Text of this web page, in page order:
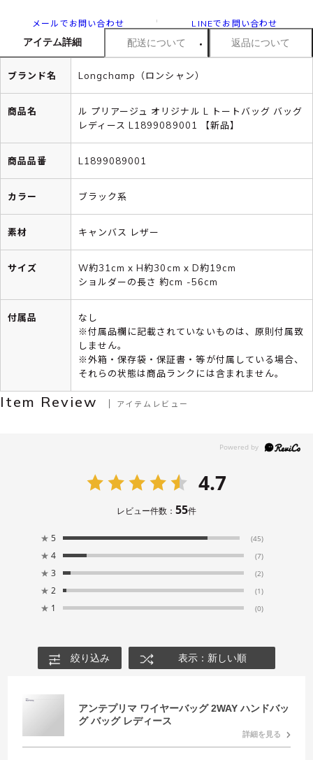
メールでお問い合わせ LINEでお問い合わせ
アイテム詳細 配送について 返品について
ブランド名 Longchamp（ロンシャン）
商品名
ル プリアージュ オリジナル L トートバッグ バッグ
レディース L1899089001 【新品】
商品品番 L1899089001
カラー ブラック系
素材 キャンバス レザー
サイズ
W約31cm x H約30cm x D約19cm
ショルダーの長さ 約cm -56cm
付属品
なし
※付属品欄に記載されていないものは、原則付属致
しません。
※外箱・保存袋・保証書・等が付属している場合、
それらの状態は商品ランクには含まれません。
Item Review アイテムレビュー
4.7
レビュー件数： 55件
★ 5 (45)
★ 4 (7)
★ 3 (2)
★ 2 (1)
★ 1 (0)
絞り込み 表示：新しい順
アンテプリマ ワイヤーバッグ 2WAY ハンドバッ
グ バッグ レディース
詳細を見る